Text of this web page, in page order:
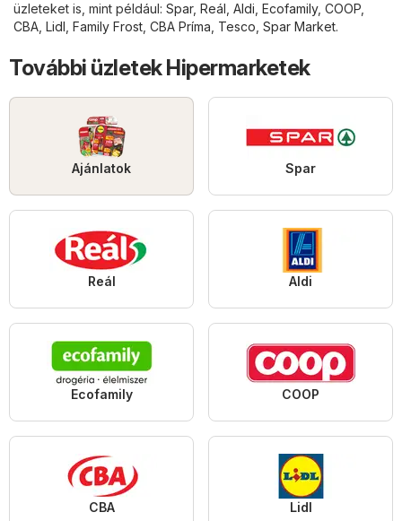
üzleteket is, mint például: Spar, Reál Aldi Ecofamily, COOP
CBA Lidl Family Frost CBA Príma Tesco Spar Market.
További üzletek Hipermarketek
Ajánlatok Spar
Reál Aldi
Ecofamily COOP
CBA Lidl